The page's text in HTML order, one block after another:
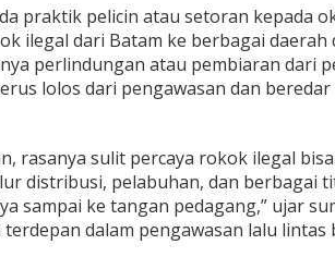
praktik pelicin atau setoran kepada
ilegal dari Batam ke berbagai daerah
perlindungan atau pembiaran dari
lolos dari pengawasan dan
rasanya sulit percaya rokok ilegal
distribusi, pelabuhan, dan berbagai
sampai ke tangan pedagang,” ujar
terdepan dalam pengawasan lalu